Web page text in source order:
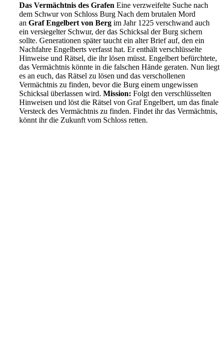
Das Vermächtnis des Grafen Eine verzweifelte Suche nach
dem Schwur von Schloss Burg Nach dem brutalen Mord
anGraf Engelbert von Berg im Jahr 1225 verschwand auch
ein versiegelter Schwur, der das Schicksal der Burg sichern
sollte. Generationen später taucht ein alter Brief auf, den ein
Nachfahre Engelberts verfasst hat. Er enthält verschlüsselte
Hinweise und Rätsel, die ihr lösen müsst. Engelbert befürchtete,
das Vermächtnis könnte in die falschen Hände geraten. Nun liegt
es an euch, das Rätsel zu lösen und das verschollenen
Vermächtnis zu finden, bevor die Burg einem ungewissen
Schicksal überlassen wird.Mission: Folgt den verschlüsselten
Hinweisen und löst die Rätsel von Graf Engelbert, um das finale
Versteck des Vermächtnis zu finden. Findet ihr das Vermächtnis,
könnt ihr die Zukunft vom Schloss retten.